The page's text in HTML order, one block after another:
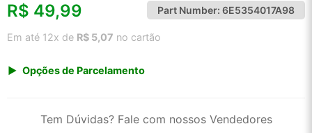
R$ 49,99 Part Number: 6E5354017A98
Em até 12x de R$ 5,07 no cartão
Opções de Parcelamento
2x de R$ 26,90Tem Dúvidas? Fale com nossos Vendedores